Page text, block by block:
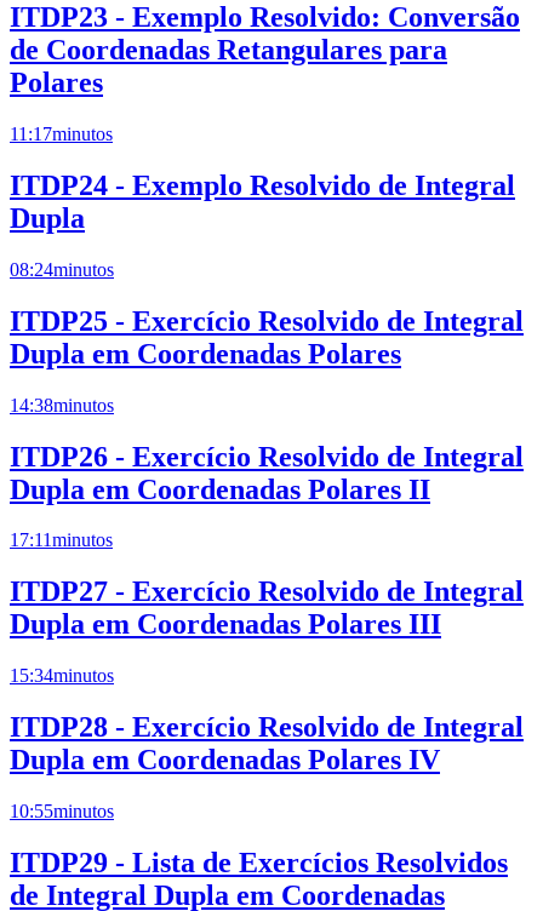
ITDP23 - Exemplo Resolvido: Conversão
de Coordenadas Retangulares para
Polares
11:17minutos
ITDP24 - Exemplo Resolvido de Integral
Dupla
08:24minutos
ITDP25 - Exercício Resolvido de Integral
Dupla em Coordenadas Polares
14:38minutos
ITDP26 - Exercício Resolvido de Integral
Dupla em Coordenadas Polares II
17:11minutos
ITDP27 - Exercício Resolvido de Integral
Dupla em Coordenadas Polares III
15:34minutos
ITDP28 - Exercício Resolvido de Integral
Dupla em Coordenadas Polares IV
10:55minutos
ITDP29 - Lista de Exercícios Resolvidos
de Integral Dupla em Coordenadas